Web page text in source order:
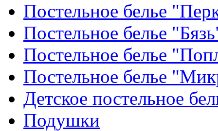
Постельное белье
Постельное белье
Постельное белье
Постельное белье
Детское постельное
Подушки